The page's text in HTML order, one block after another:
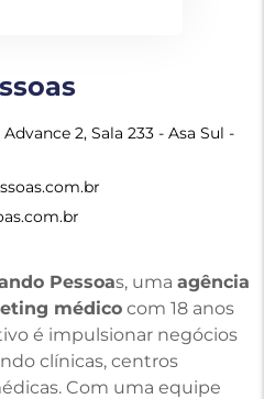
2, Sala 233 - Asa Sul -
Pessoas, uma agência
médico com 18 anos
é impulsionar negócios
clínicas, centros
Com uma equipe